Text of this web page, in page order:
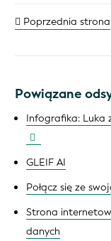
Poprzednia strona
Powiązane
Infografika: Luka
GLEIF AI
Połącz się ze
Strona
danych